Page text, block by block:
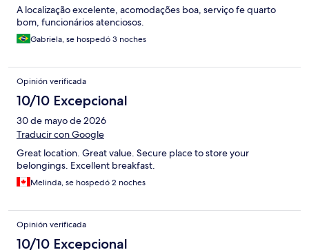
A localização excelente, acomodações boa, serviço fe quarto
bom, funcionários atenciosos.
Gabriela, se hospedó 3 noches
Opinión verificada
10/10 Excepcional
30 de mayo de 2026
Traducir con Google
Great location. Great value. Secure place to store your
belongings. Excellent breakfast.
Melinda, se hospedó 2 noches
Opinión verificada
10/10 Excepcional